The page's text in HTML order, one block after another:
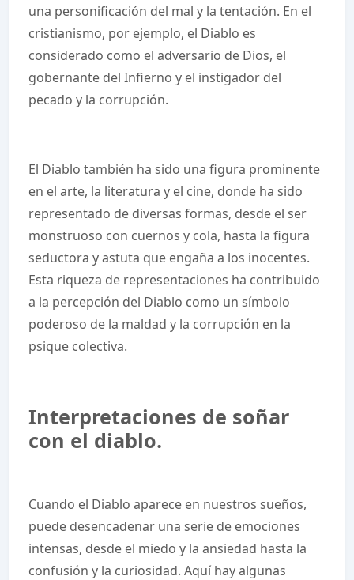
una personificación del mal y la tentación. En el
cristianismo, por ejemplo, el Diablo es
considerado como el adversario de Dios, el
gobernante del Infierno y el instigador del
pecado y la corrupción.
El Diablo también ha sido una figura prominente
en el arte, la literatura y el cine, donde ha sido
representado de diversas formas, desde el ser
monstruoso con cuernos y cola, hasta la figura
seductora y astuta que engaña a los inocentes.
Esta riqueza de representaciones ha contribuido
a la percepción del Diablo como un símbolo
poderoso de la maldad y la corrupción en la
psique colectiva.
Interpretaciones de soñar
con el diablo.
Cuando el Diablo aparece en nuestros sueños,
puede desencadenar una serie de emociones
intensas, desde el miedo y la ansiedad hasta la
confusión y la curiosidad. Aquí hay algunas